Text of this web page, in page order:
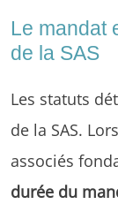
Le mandat
de la SAS
Les statuts
de la SAS.
associés
durée du